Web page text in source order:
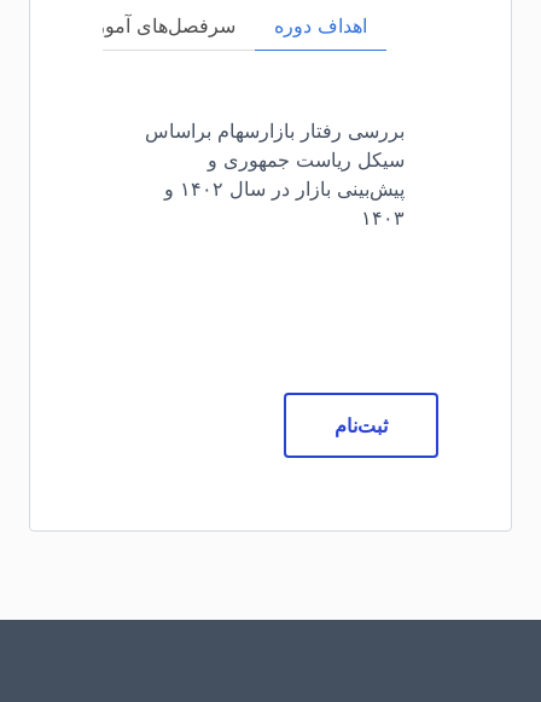
اهداف دوره سرفصل‌های آموزشی
بررسی رفتار بازارسهام براساس
سیکل ریاست جمهوری و
پیش‌بینی بازار در سال ۱۴۰۲ و
۱۴۰۳
ثبت‌نام